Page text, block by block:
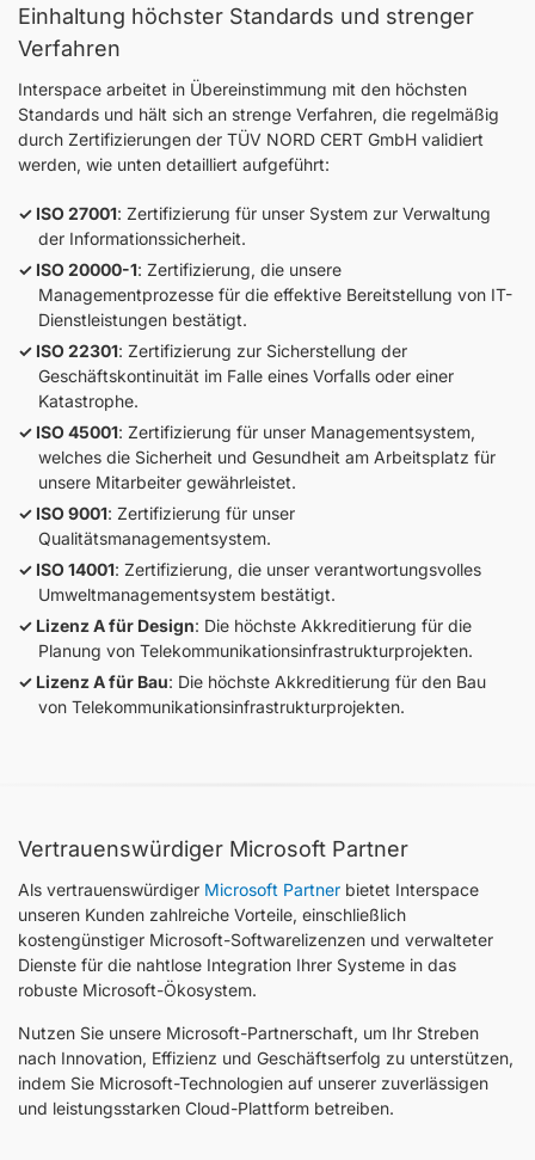
Einhaltung höchster Standards und strenger
Verfahren
Interspace arbeitet in Übereinstimmung mit den höchsten
Standards und hält sich an strenge Verfahren, die regelmäßig
durch Zertifizierungen der TÜV NORD CERT GmbH validiert
werden, wie unten detailliert aufgeführt:
ISO 27001: Zertifizierung für unser System zur Verwaltung
der Informationssicherheit.
ISO 20000-1: Zertifizierung, die unsere
Managementprozesse für die effektive Bereitstellung von IT-
Dienstleistungen bestätigt.
ISO 22301: Zertifizierung zur Sicherstellung der
Geschäftskontinuität im Falle eines Vorfalls oder einer
Katastrophe.
ISO 45001: Zertifizierung für unser Managementsystem,
welches die Sicherheit und Gesundheit am Arbeitsplatz für
unsere Mitarbeiter gewährleistet.
ISO 9001: Zertifizierung für unser
Qualitätsmanagementsystem.
ISO 14001: Zertifizierung, die unser verantwortungsvolles
Umweltmanagementsystem bestätigt.
Lizenz A für Design: Die höchste Akkreditierung für die
Planung von Telekommunikationsinfrastrukturprojekten.
Lizenz A für Bau: Die höchste Akkreditierung für den Bau
von Telekommunikationsinfrastrukturprojekten.
Vertrauenswürdiger Microsoft Partner
Als vertrauenswürdiger Microsoft Partner bietet Interspace
unseren Kunden zahlreiche Vorteile, einschließlich
kostengünstiger Microsoft-Softwarelizenzen und verwalteter
Dienste für die nahtlose Integration Ihrer Systeme in das
robuste Microsoft-Ökosystem.
Nutzen Sie unsere Microsoft-Partnerschaft, um Ihr Streben
nach Innovation, Effizienz und Geschäftserfolg zu unterstützen,
indem Sie Microsoft-Technologien auf unserer zuverlässigen
und leistungsstarken Cloud-Plattform betreiben.